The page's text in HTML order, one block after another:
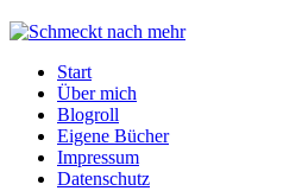
Start
Über mich
Blogroll
Eigene Bücher
Impressum
Datenschutz